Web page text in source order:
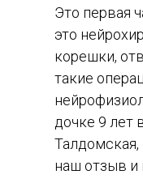
Это первая
это
корешки,
такие
дочке 9 лет
наш отзыв и